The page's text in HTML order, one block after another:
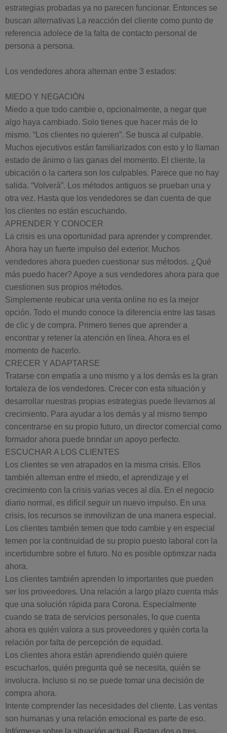
estrategias probadas ya no parecen funcionar. Entonces se
buscan alternativas La reacción del cliente como punto de
referencia adolece de la falta de contacto personal de
persona a persona.
Los vendedores ahora alternan entre 3 estados:
MIEDO Y NEGACIÓN
Miedo a que todo cambie o, opcionalmente, a negar que
algo haya cambiado. Solo tienes que hacer más de lo
mismo. “Los clientes no quieren”. Se busca al culpable.
Muchos ejecutivos están familiarizados con esto y lo llaman
estado de ánimo o las ganas del momento. El cliente, la
ubicación o la cartera son los culpables. Parece que no hay
salida. “Volverá”. Los métodos antiguos se prueban una y
otra vez. Hasta que los vendedores se dan cuenta de que
los clientes no están escuchando.
APRENDER Y CONOCER
La crisis es una oportunidad para aprender y comprender.
Ahora hay un fuerte impulso del exterior. Muchos
vendedores ahora pueden cuestionar sus métodos. ¿Qué
más puedo hacer? Apoye a sus vendedores ahora para que
cuestionen sus propios métodos.
Simplemente reubicar una venta online no es la mejor
opción. Todo el mundo conoce la diferencia entre las tasas
de clic y de compra. Primero tienes que aprender a
encontrar y retener la atención en línea. Ahora es el
momento de hacerlo.
CRECER Y ADAPTARSE
Tratarse con empatía a uno mismo y a los demás es la gran
fortaleza de los vendedores. Crecer con esta situación y
desarrollar nuestras propias estrategias puede llevarnos al
crecimiento. Para ayudar a los demás y al mismo tiempo
concentrarse en su propio futuro, un director comercial como
formador ahora puede brindar un apoyo perfecto.
ESCUCHAR A LOS CLIENTES
Los clientes se ven atrapados en la misma crisis. Ellos
también alternan entre el miedo, el aprendizaje y el
crecimiento con la crisis varias veces al día. En el negocio
diario normal, es difícil seguir un nuevo impulso. En una
crisis, los recursos se inmovilizan de una manera especial.
Los clientes también temen que todo cambie y en especial
temen por la continuidad de su propio puesto laboral con la
incertidumbre sobre el futuro. No es posible optimizar nada
ahora.
Los clientes también aprenden lo importantes que pueden
ser los proveedores. Una relación a largo plazo cuenta más
que una solución rápida para Corona. Especialmente
cuando se trata de servicios personales, lo que cuenta
ahora es quién valora a sus proveedores y quién corta la
relación por falta de percepción de equidad.
Los clientes ahora están aprendiendo quién quiere
escucharlos, quién pregunta qué se necesita, quién se
involucra. Incluso si no se puede tomar una decisión de
compra ahora.
Intente comprender las necesidades del cliente. Las ventas
son humanas y una relación emocional es parte de eso.
Infórmese sobre la situación actual. Bastan dos o tres